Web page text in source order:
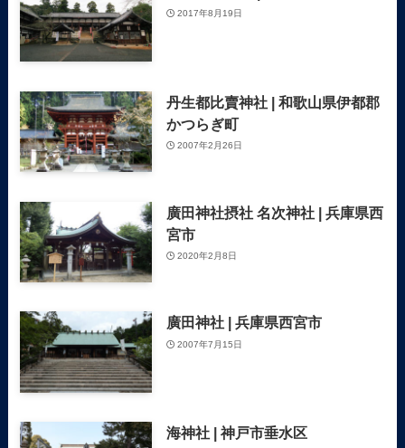
2017年8月19日
丹生都比賣神社 | 和歌山県伊都郡
かつらぎ町
2007年2月26日
廣田神社摂社 名次神社 | 兵庫県西
宮市
2020年2月8日
廣田神社 | 兵庫県西宮市
2007年7月15日
海神社 | 神戸市垂水区